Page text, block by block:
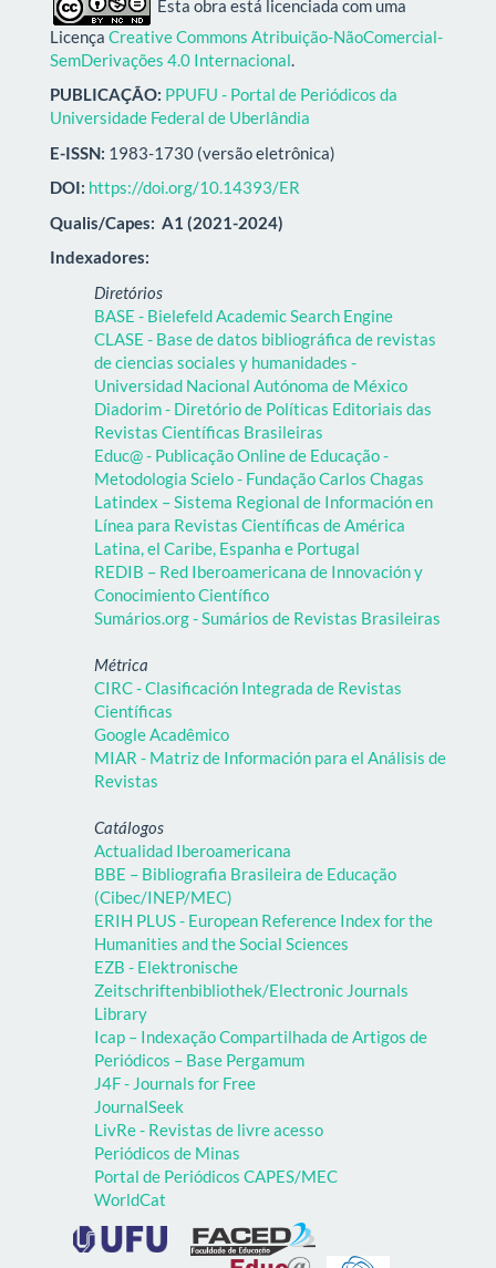
Esta obra está licenciada com uma
Licença Creative Commons Atribuição-NãoComercial-
SemDerivações 4.0 Internacional.
PUBLICAÇÃO: PPUFU - Portal de Periódicos da
Universidade Federal de Uberlândia
E-ISSN: 1983-1730 (versão eletrônica)
DOI: https://doi.org/10.14393/ER
Qualis/Capes: A1 (2021-2024)
Indexadores:
Diretórios
BASE - Bielefeld Academic Search Engine
CLASE - Base de datos bibliográfica de revistas
de ciencias sociales y humanidades -
Universidad Nacional Autónoma de México
Diadorim - Diretório de Políticas Editoriais das
Revistas Científicas Brasileiras
Educ@ - Publicação Online de Educação -
Metodologia Scielo - Fundação Carlos Chagas
Latindex – Sistema Regional de Información en
Línea para Revistas Científicas de América
Latina, el Caribe, Espanha e Portugal
REDIB – Red Iberoamericana de Innovación y
Conocimiento Científico
Sumários.org - Sumários de Revistas Brasileiras
Métrica
CIRC - Clasificación Integrada de Revistas
Científicas
Google Acadêmico
MIAR - Matriz de Información para el Análisis de
Revistas
Catálogos
Actualidad Iberoamericana
BBE – Bibliografia Brasileira de Educação
(Cibec/INEP/MEC)
ERIH PLUS - European Reference Index for the
Humanities and the Social Sciences
EZB - Elektronische
Zeitschriftenbibliothek/Electronic Journals
Library
Icap – Indexação Compartilhada de Artigos de
Periódicos – Base Pergamum
J4F - Journals for Free
JournalSeek
LivRe - Revistas de livre acesso
Periódicos de Minas
Portal de Periódicos CAPES/MEC
WorldCat